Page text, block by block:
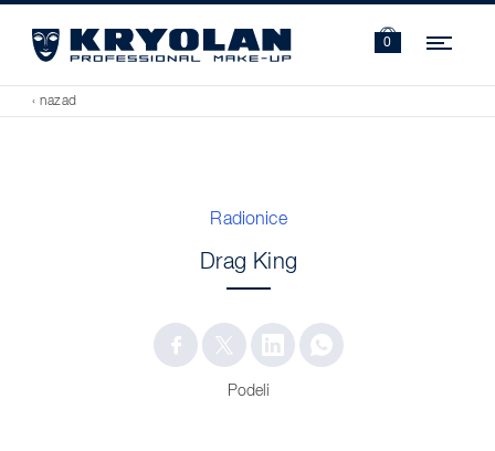
0
‹ nazad
Radionice
Drag King
Podeli